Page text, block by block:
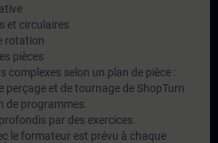
et circulaires
rotation
pièces
complexes selon un plan de pièce :
perçage et de tournage de ShopTurn
de programmes.
par des exercices.
le formateur est prévu à chaque